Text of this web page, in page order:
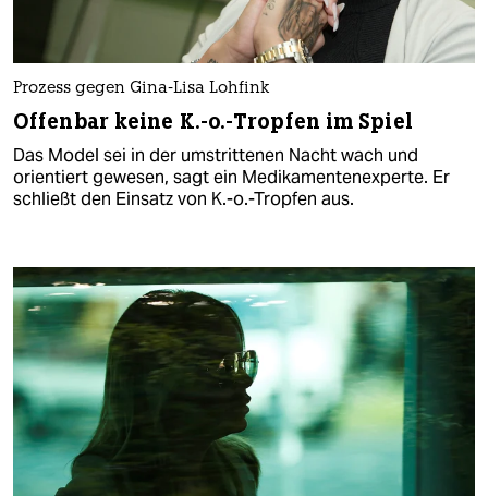
Prozess gegen Gina-Lisa Lohfink
Offenbar keine K.-o.-Tropfen im Spiel
Das Model sei in der umstrittenen Nacht wach und
orientiert gewesen, sagt ein Medikamentenexperte. Er
schließt den Einsatz von K.-o.-Tropfen aus.